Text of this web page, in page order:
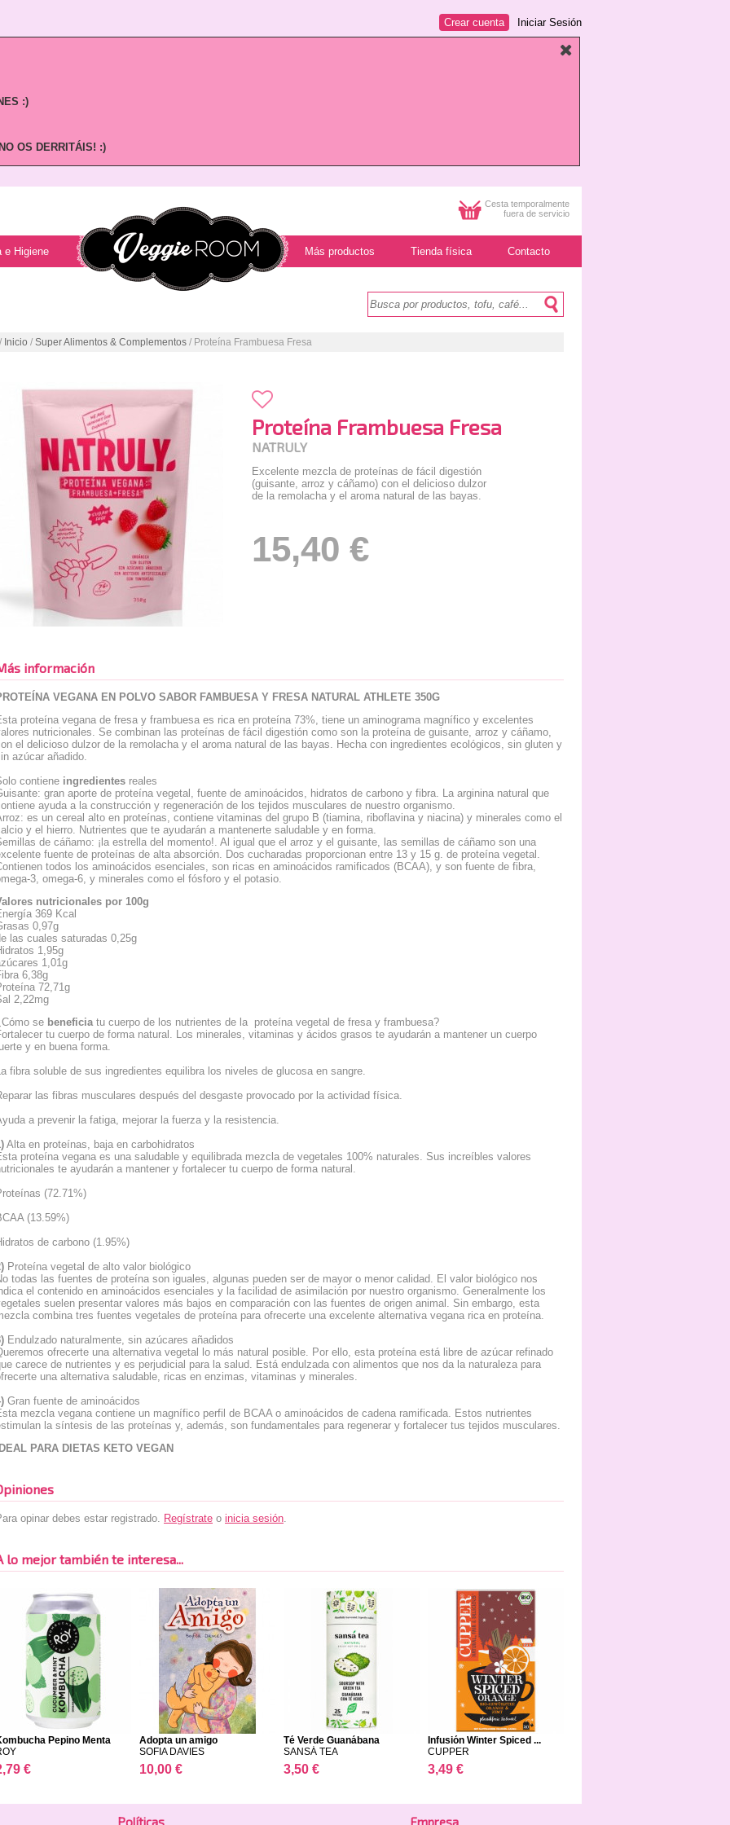
Iniciar Sesión
Crear cuenta
:)
OS DERRITÁIS! :)
Cesta temporalmente
fuera de servicio
e Higiene Más productos Tienda física Contacto
/ Inicio / Super Alimentos & Complementos / Proteína Frambuesa Fresa
Proteína Frambuesa Fresa
NATRULY
Excelente mezcla de proteínas de fácil digestión
(guisante, arroz y cáñamo) con el delicioso dulzor
de la remolacha y el aroma natural de las bayas.
15,40 €
información
VEGANA EN POLVO SABOR FAMBUESA Y FRESA NATURAL ATHLETE 350G
proteína vegana de fresa y frambuesa es rica en proteína 73%, tiene un aminograma magnífico y excelentes
nutricionales. Se combinan las proteínas de fácil digestión como son la proteína de guisante, arroz y cáñamo,
el delicioso dulzor de la remolacha y el aroma natural de las bayas. Hecha con ingredientes ecológicos, sin gluten y
azúcar añadido.
contiene ingredientes reales
gran aporte de proteína vegetal, fuente de aminoácidos, hidratos de carbono y fibra. La arginina natural que
ayuda a la construcción y regeneración de los tejidos musculares de nuestro organismo.
es un cereal alto en proteínas, contiene vitaminas del grupo B (tiamina, riboflavina y niacina) y minerales como el
y el hierro. Nutrientes que te ayudarán a mantenerte saludable y en forma.
de cáñamo: ¡la estrella del momento!. Al igual que el arroz y el guisante, las semillas de cáñamo son una
fuente de proteínas de alta absorción. Dos cucharadas proporcionan entre 13 y 15 g. de proteína vegetal.
todos los aminoácidos esenciales, son ricas en aminoácidos ramificados (BCAA), y son fuente de fibra,
3, omega-6, y minerales como el fósforo y el potasio.
nutricionales por 100g
369 Kcal
0,97g
las cuales saturadas 0,25g
1,95g
1,01g
6,38g
72,71g
2,22mg
se beneficia tu cuerpo de los nutrientes de la proteína vegetal de fresa y frambuesa?
tu cuerpo de forma natural. Los minerales, vitaminas y ácidos grasos te ayudarán a mantener un cuerpo
y en buena forma.
fibra soluble de sus ingredientes equilibra los niveles de glucosa en sangre.
las fibras musculares después del desgaste provocado por la actividad física.
a prevenir la fatiga, mejorar la fuerza y la resistencia.
Alta en proteínas, baja en carbohidratos
proteína vegana es una saludable y equilibrada mezcla de vegetales 100% naturales. Sus increíbles valores
te ayudarán a mantener y fortalecer tu cuerpo de forma natural.
(72.71%)
(13.59%)
de carbono (1.95%)
Proteína vegetal de alto valor biológico
todas las fuentes de proteína son iguales, algunas pueden ser de mayor o menor calidad. El valor biológico nos
el contenido en aminoácidos esenciales y la facilidad de asimilación por nuestro organismo. Generalmente los
suelen presentar valores más bajos en comparación con las fuentes de origen animal. Sin embargo, esta
combina tres fuentes vegetales de proteína para ofrecerte una excelente alternativa vegana rica en proteína.
Endulzado naturalmente, sin azúcares añadidos
ofrecerte una alternativa vegetal lo más natural posible. Por ello, esta proteína está libre de azúcar refinado
carece de nutrientes y es perjudicial para la salud. Está endulzada con alimentos que nos da la naturaleza para
una alternativa saludable, ricas en enzimas, vitaminas y minerales.
Gran fuente de aminoácidos
mezcla vegana contiene un magnífico perfil de BCAA o aminoácidos de cadena ramificada. Estos nutrientes
la síntesis de las proteínas y, además, son fundamentales para regenerar y fortalecer tus tejidos musculares.
IDEAL PARA DIETAS KETO VEGAN
opinar debes estar registrado. Regístrate o inicia sesión.
lo mejor también te interesa...
Pepino Menta
€
Adopta un amigo
SOFIA DAVIES
10,00 €
Té Verde Guanábana
SANSÁ TEA
3,50 €
Infusión Winter Spiced ...
CUPPER
3,49 €
Polí­ticas Empresa